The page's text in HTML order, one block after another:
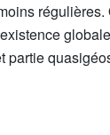
partie